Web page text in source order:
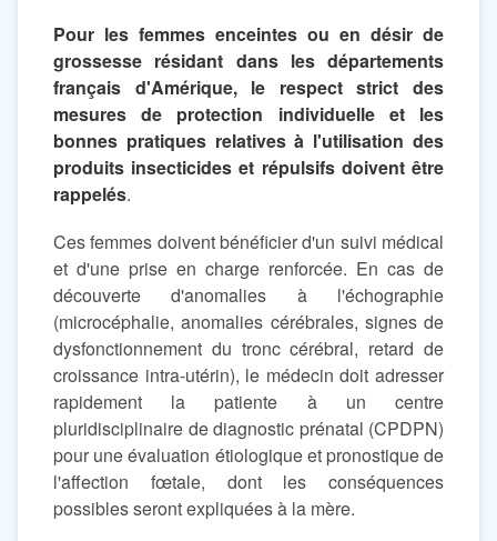
Pour les femmes enceintes ou en désir de
grossesse résidant dans les départements
français d'Amérique, le respect strict des
mesures de protection individuelle et les
bonnes pratiques relatives à l'utilisation des
produits insecticides et répulsifs doivent être
rappelés.
Ces femmes doivent bénéficier d'un suivi médical
et d'une prise en charge renforcée. En cas de
découverte d'anomalies à l'échographie
(microcéphalie, anomalies cérébrales, signes de
dysfonctionnement du tronc cérébral, retard de
croissance intra-utérin), le médecin doit adresser
rapidement la patiente à un centre
pluridisciplinaire de diagnostic prénatal (CPDPN)
pour une évaluation étiologique et pronostique de
l'affection fœtale, dont les conséquences
possibles seront expliquées à la mère.